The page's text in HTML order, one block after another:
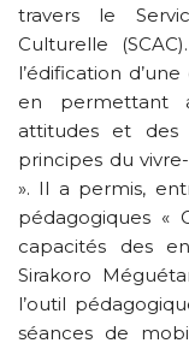
travers le
Culturelle
l’édification
en permettant
attitudes et des
principes du
». Il a permis,
pédagogiques «
capacités des
Sirakoro
l’outil
séances de